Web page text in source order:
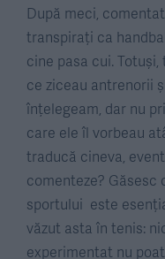
După meci,
transpirați ca
cine pasa cui.
ce ziceau antrenorii
înțelegeam, dar nu
care ele îl vorbeau
traducă cineva,
comenteze?
sportului este
văzut asta în tenis:
experimentat nu